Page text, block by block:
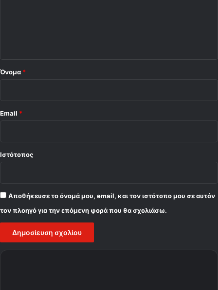
Όνομα *
Email *
Ιστότοπος
Αποθήκευσε το όνομά μου, email, και τον ιστότοπο μου σε αυτόν
τον πλοηγό για την επόμενη φορά που θα σχολιάσω.